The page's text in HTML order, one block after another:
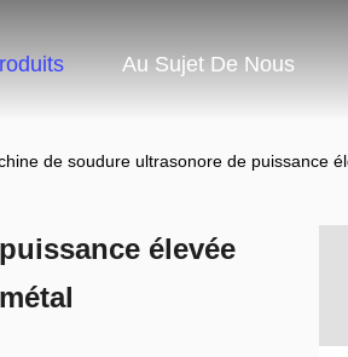
Au Sujet De Nous
de soudure ultrasonore de puissance
élevée